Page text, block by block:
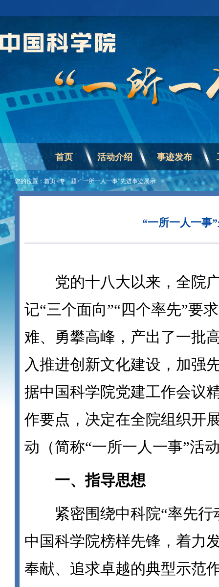
首页 活动介绍 事迹发布
您的位置：首页>专 题>“一所一人一事”先进事迹展示
“一所一人一事
党的十八大以来，全院广
记“三个面向”“四个率先”要
难、勇攀高峰，产出了一批
入推进创新文化建设，加强
据中国科学院党建工作会议
作要点，决定在全院组织开
动（简称“一所一人一事”活
一、指导思想
紧密围绕中科院“率先行
中国科学院榜样先锋，着力
奉献、追求卓越的典型示范